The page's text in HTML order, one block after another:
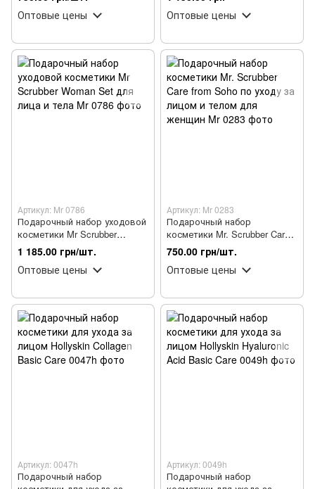
Оптовые цены
Оптовые цены
Артикул: Mr 0786
Подарочный набор уходовой
косметики Mr Scrubber
Woman Set для лица и тела
1 185.00 грн/шт.
Оптовые цены
Артикул: Mr 0283
Подарочный набор
косметики Mr. Scrubber Care
from Soho по уходу за лицом
и телом для женщин
750.00 грн/шт.
Оптовые цены
Артикул: 0047h
Подарочный набор
Артикул: 0049h
Подарочный набор